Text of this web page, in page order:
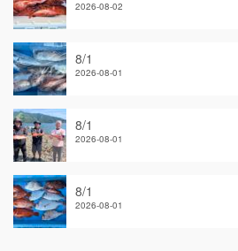
2026-08-02
8/1
2026-08-01
8/1
2026-08-01
8/1
2026-08-01